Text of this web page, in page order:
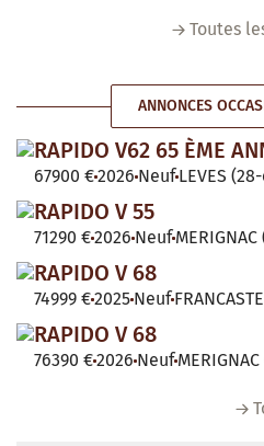
Toutes
ANNONCES
RAPIDO V62 65 ÈME
67900 €2026 Neuf LEVES
RAPIDO V 55
71290 €2026 Neuf
RAPIDO V 68
74999 €2025 Neuf
RAPIDO V 68
76390 €2026 Neuf